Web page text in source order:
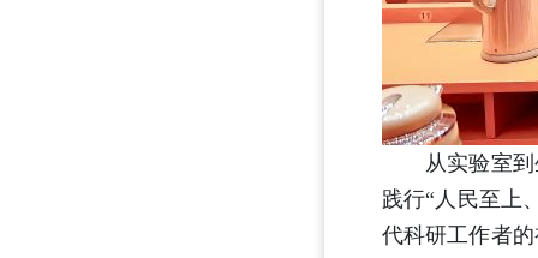
从实验室到生
践行“人民至上
代科研工作者